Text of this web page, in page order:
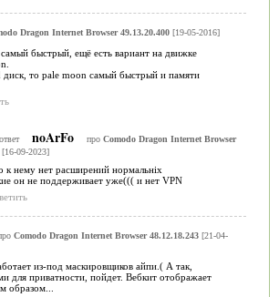
Dragon Internet Browser 49.13.20.400[19-05-2016]
быстрый, ещё есть вариант на движке
диск, то pale moon самый быстрый и памяти
noArFo про Comodo Dragon Internet Browser
09-2023]
к нему нет расширений нормальніх
он не поддерживает уже((( и нет VPN
Comodo Dragon Internet Browser 48.12.18.243[21-04-
из-под маскировщиков айпи.( А так,
для приватности, пойдет. Вебкит отображает
образом...